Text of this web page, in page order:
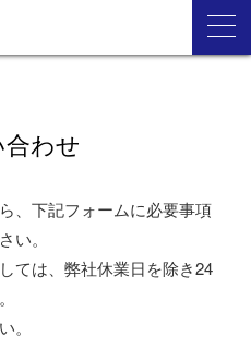
わせ
、下記フォームに必要事項
い。
ては、弊社休業日を除き24
。